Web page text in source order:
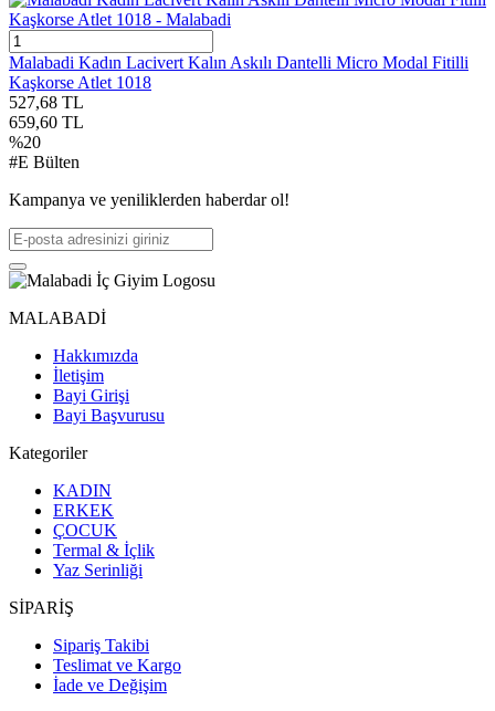
Malabadi Kadın Lacivert Kalın Askılı Dantelli Micro Modal Fitilli
Kaşkorse Atlet 1018
527,68 TL
659,60 TL
%20
#E Bülten
Kampanya ve yeniliklerden haberdar ol!
MALABADİ
Hakkımızda
İletişim
Bayi Girişi
Bayi Başvurusu
Kategoriler
KADIN
ERKEK
ÇOCUK
Termal & İçlik
Yaz Serinliği
SİPARİŞ
Sipariş Takibi
Teslimat ve Kargo
İade ve Değişim